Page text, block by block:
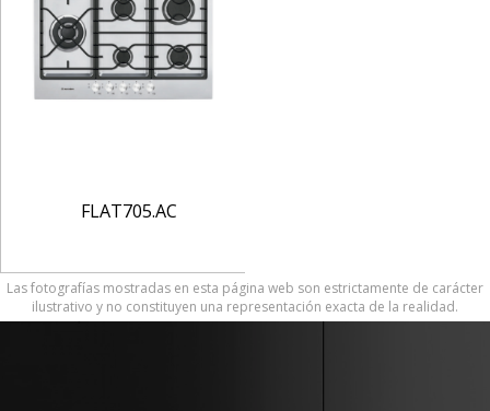
FLAT705.AC
Las fotografías mostradas en esta página web son estrictamente de carácter
ilustrativo y no constituyen una representación exacta de la realidad.